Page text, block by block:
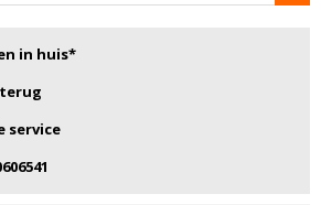
in huis*
service